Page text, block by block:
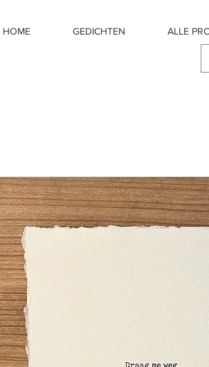
HOME GEDICHTEN ALLE